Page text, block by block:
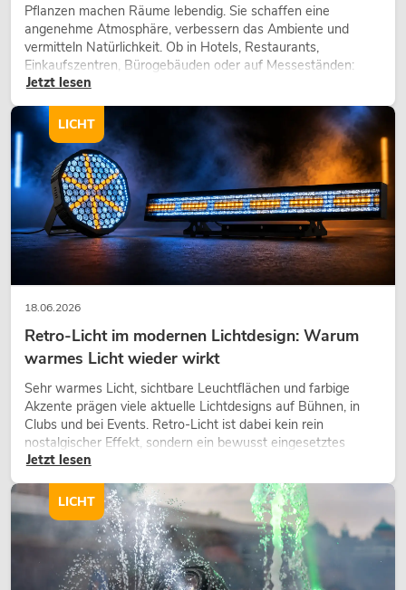
Pflanzen machen Räume lebendig. Sie schaffen eine
angenehme Atmosphäre, verbessern das Ambiente und
vermitteln Natürlichkeit. Ob in Hotels, Restaurants,
Einkaufszentren, Bürogebäuden oder auf Messeständen:
eine hochwertige Begrünung gehört heute längst zum
Jetzt lesen
18.06.2026
Retro-Licht im modernen Lichtdesign: Warum
warmes Licht wieder wirkt
Sehr warmes Licht, sichtbare Leuchtflächen und farbige
Akzente prägen viele aktuelle Lichtdesigns auf Bühnen, in
Clubs und bei Events. Retro-Licht ist dabei kein rein
nostalgischer Effekt, sondern ein bewusst eingesetztes
Gestaltungsmittel: Es schafft Atmosphäre, gibt Szenen
wirken lassen.
Jetzt lesen
LICHT
LICHT